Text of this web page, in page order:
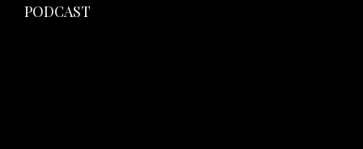
PODCAST